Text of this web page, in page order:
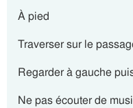
À pied
Traverser sur le
Regarder à gauche
Ne pas écouter de